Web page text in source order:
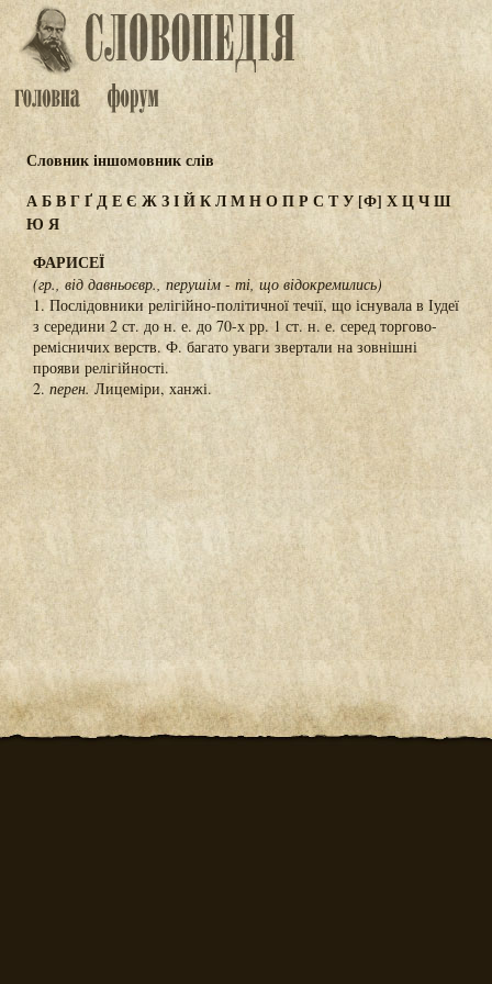
Словник іншомовник слів
АБВГҐДЕЄ ЖЗІЙКЛМНОПР СТУ[Ф] ХЦЧШ
Ю Я
ФАРИСЕЇ
(гр., від давньоєвр., перушім - ті, що відокремились)
1. Послідовники релігійно-політичної течії, що існувала в Іудеї
з середини 2 ст. до н. е. до 70-х рр. 1 ст. н. е. серед торгово-
ремісничих верств. Ф. багато уваги звертали на зовнішні
прояви релігійності.
2. перен.Лицеміри, ханжі.